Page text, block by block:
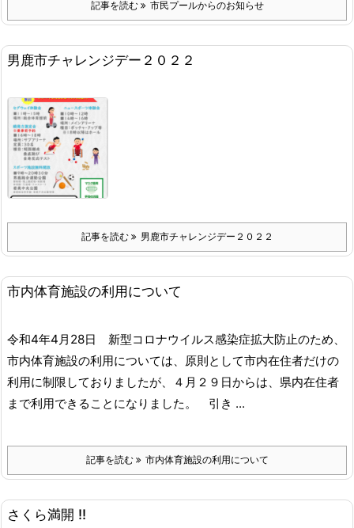
記事を読む 市民プールからのお知らせ
男鹿市チャレンジデー２０２２
記事を読む 男鹿市チャレンジデー２０２２
市内体育施設の利用について
令和4年4月28日
新型コロナウイルス感染症拡大防止のため、
市内体育施設の利用については、原則として市内在住者だけの
利用に制限しておりましたが、４月２９日からは、県内在住者
まで利用できることになりました。
引き ...
記事を読む 市内体育施設の利用について
さくら満開 !!